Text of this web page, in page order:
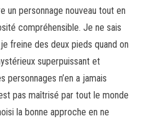
un personnage nouveau tout en
compréhensible. Je ne sais
freine des deux pieds quand on
superpuissant et
personnages n’en a jamais
pas maîtrisé par tout le monde
la bonne approche en ne